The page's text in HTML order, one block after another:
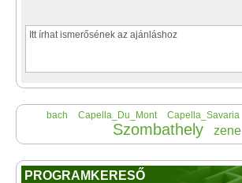
bach Capella_Du_Mont Capella_Savaria
Szombathely zene
PROGRAMKERESŐ